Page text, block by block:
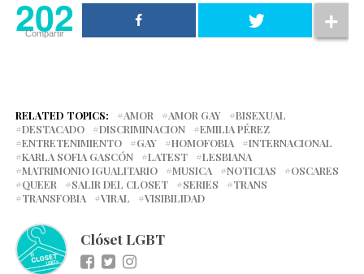
202
Compartir
RELATED TOPICS: AMOR AMOR GAY
BISEXUAL
DESTACADO
DISCRIMINACION
EMILIA PÉREZ
ENTRETENIMIENTO
GAY HOMOFOBIA
INTERNACIONAL
KARLA SOFIA GASCÓN
LATEST
LESBIANA
MATRIMONIO IGUALITARIO
MUSICA NOTICIAS
OSCARES
QUEER
SALIR DEL CLOSET SERIES
TRANS
TRANSFOBIA
VIRAL VISIBILIDAD
Clóset LGBT